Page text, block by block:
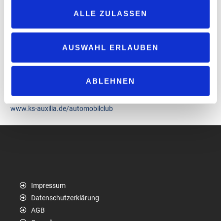
ALLE ZULASSEN
AUSWAHL ERLAUBEN
ABLEHNEN
bleiben die Hauptursachen.
„Hier appelliert der Automobilclub KS e.V. eindringlich an alle am
Straßenverkehr Beteiligten, gegenseitig mehr Rücksicht zu
fahren“, betont die Pressesprecherin des „Automobilclub KS e.V.“
Denn bis alle Fahrzeuge autonom fahren, bleibe der Mensch der
größte Risikofaktor.
www.ks-auxilia.de/automobilclub
Impressum
Datenschutzerklärung
AGB